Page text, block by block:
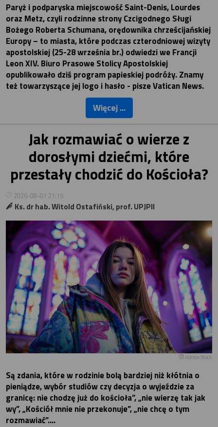
Paryż i podparyska miejscowość Saint-Denis, Lourdes
oraz Metz, czyli rodzinne strony Czcigodnego Sługi
Bożego Roberta Schumana, orędownika chrześcijańskiej
Europy – to miasta, które podczas czterodniowej wizyty
apostolskiej (25-28 września br.) odwiedzi we Francji
Leon XIV. Biuro Prasowe Stolicy Apostolskiej
opublikowało dziś program papieskiej podróży. Znamy
też towarzyszące jej logo i hasło - pisze Vatican News.
Więcej ...
Jak rozmawiać o wierze z
dorosłymi dziećmi, które
przestały chodzić do Kościoła?
2026-08-07 21:15
Ks. dr hab. Witold Ostafiński, prof. UPJPII
Adobe Stock
Są zdania, które w rodzinie bolą bardziej niż kłótnia o
pieniądze, wybór studiów czy decyzja o wyjeździe za
granicę: nie chodzę już do kościoła”, „nie wierzę tak jak
wy”, „Kościół mnie nie przekonuje”, „nie chcę o tym
rozmawiać”….